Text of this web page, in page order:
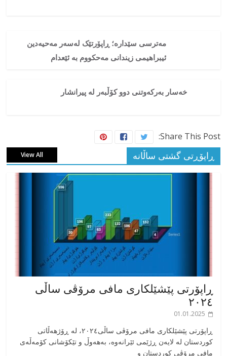
مەترسی سێدارە؛ ڕاپۆرتێک لەسەر مەحیەدین
ئیبراهیمی زیندانی مەحکووم بە ئێعدام
خەسار بەرکەوتنی دوو کۆڵبەر لە پیرانشار
Share This Post:
ڕاپۆڕتی گشتی ساڵانه View All
ڕاپۆرتی پێشێلکاری مافی مرۆڤی ساڵی
٢٠٢٤
01.01.2025
‎ڕاپۆرتی پێشێلکاری مافی مرۆڤی ساڵی٢٠٢٤، له ڕۆژهەڵاتی
کوردستان له لایەن ڕژێمی ئێرانەوە، بە‎هەوڵ و تێکۆشانی کۆمەڵەی
مافی مرۆڤی کوردستان و